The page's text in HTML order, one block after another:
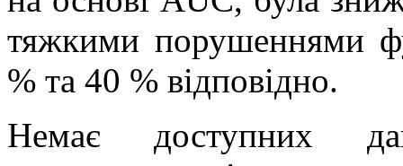
тяжкими порушеннями
% та 40 % відповідно.
Немає доступних